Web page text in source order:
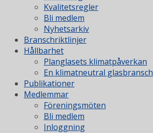
Kvalitetsregler
Bli medlem
Nyhetsarkiv
Branschriktlinjer
Hållbarhet
Planglasets klimatpåverkan
En klimatneutral glasbransch
Publikationer
Medlemmar
Föreningsmöten
Bli medlem
Inloggning